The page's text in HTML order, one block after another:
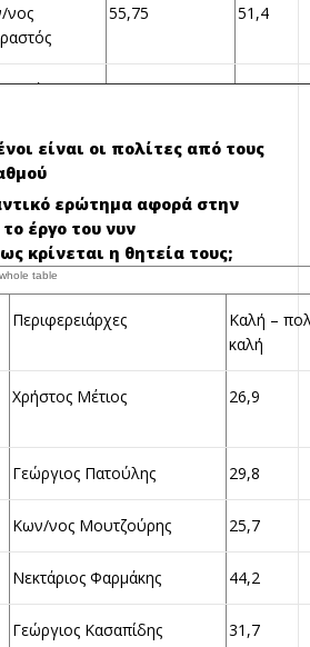
νος
55,75 51,4
Κράτσα
29,55 20,3
–
60,82 48,5
52,2
Σπανός 39,77 32,7
είναι οι πολίτες από τους
ερώτημα αφορά στην
έργο του νυν
κρίνεται η θητεία τους;
Περιφερειάρχες
Καλή –
καλή
Χρήστος Μέτιος 26,9
Γεώργιος Πατούλης 29,8
Κων/νος Μουτζούρης 25,7
Νεκτάριος Φαρμάκης 44,2
Γεώργιος Κασαπίδης 31,7